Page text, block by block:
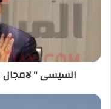
السيسى " لامجال